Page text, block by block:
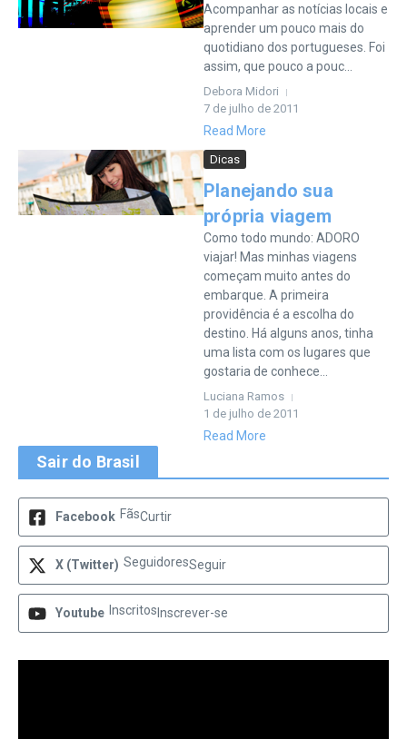
Acompanhar as notícias locais e
aprender um pouco mais do
quotidiano dos portugueses. Foi
assim, que pouco a pouc...
Debora Midori
7 de julho de 2011
Read More
Dicas
Planejando sua
própria viagem
Como todo mundo: ADORO
viajar! Mas minhas viagens
começam muito antes do
embarque. A primeira
providência é a escolha do
destino. Há alguns anos, tinha
uma lista com os lugares que
gostaria de conhece...
Luciana Ramos
1 de julho de 2011
Read More
Sair do Brasil
Facebook FãsCurtir
X (Twitter) SeguidoresSeguir
Youtube Inscritos Inscrever-se